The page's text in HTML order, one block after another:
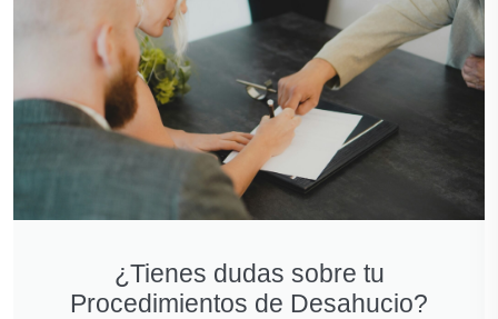
¿Tienes dudas sobre tu
Procedimientos de Desahucio?